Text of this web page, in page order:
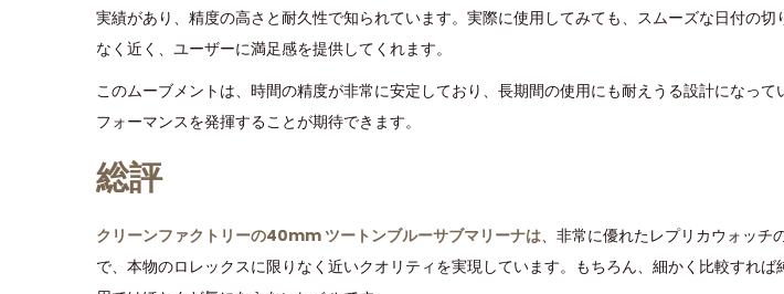
実績があり、精度の高さと耐久性で知られています。実際に使用してみても、スムーズな日付の
なく近く、ユーザーに満足感を提供してくれます。
このムーブメントは、時間の精度が非常に安定しており、長期間の使用にも耐えうる設計になっ
フォーマンスを発揮することが期待できます。
総評
クリーンファクトリーの40mm ツートンブルーサブマリーナは、非常に優れたレプリカウォッチ
で、本物のロレックスに限りなく近いクオリティを実現しています。もちろん、細かく比較すれ